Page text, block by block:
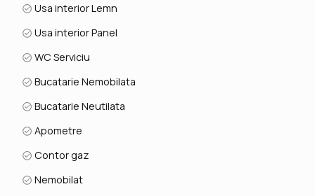
Usa interior Lemn
Usa interior Panel
WC Serviciu
Bucatarie Nemobilata
Bucatarie Neutilata
Apometre
Contor gaz
Nemobilat